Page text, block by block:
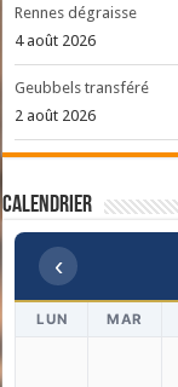
Rennes dégraisse
4 août 2026
Geubbels transféré
2 août 2026
Calendrier
‹
LUN MAR